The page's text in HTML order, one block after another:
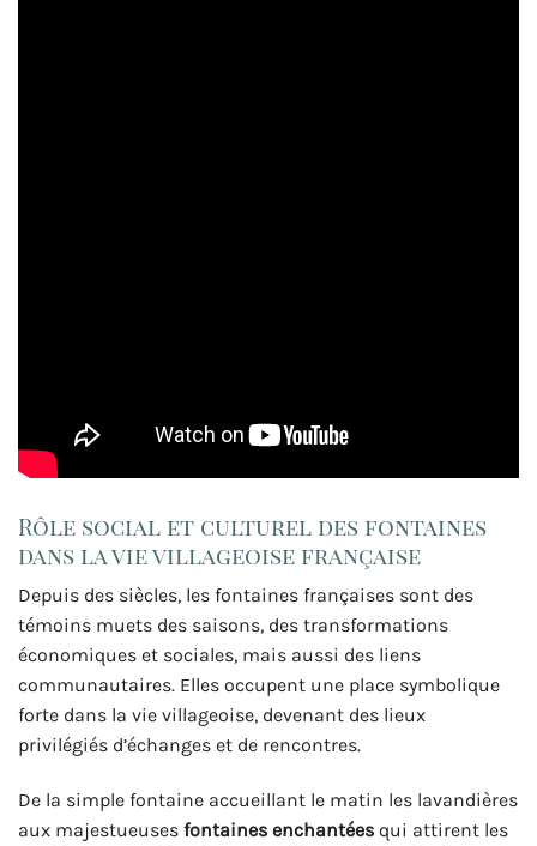
Rôle social et culturel des fontaines
dans la vie villageoise française
Depuis des siècles, les fontaines françaises sont des
témoins muets des saisons, des transformations
économiques et sociales, mais aussi des liens
communautaires. Elles occupent une place symbolique
forte dans la vie villageoise, devenant des lieux
privilégiés d’échanges et de rencontres.
De la simple fontaine accueillant le matin les lavandières
aux majestueuses fontaines enchantées qui attirent les